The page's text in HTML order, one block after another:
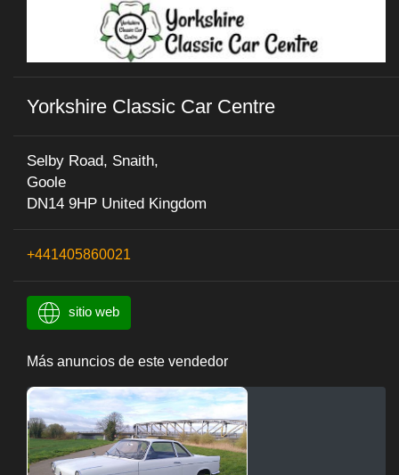
Yorkshire Classic Car Centre
Selby Road, Snaith,
Goole
DN14 9HP United Kingdom
+441405860021
sitio web
Más anuncios de este vendedor